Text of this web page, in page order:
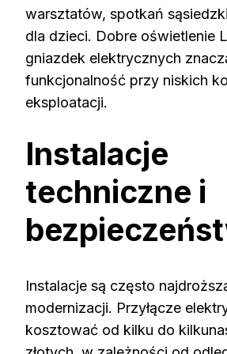
warsztatów, spotkań
dla dzieci. Dobre oświetlenie
gniazdek elektrycznych
funkcjonalność przy niskich
eksploatacji.
Instalacje
techniczne i
Instalacje są często
modernizacji. Przyłącze
kosztować od kilku do